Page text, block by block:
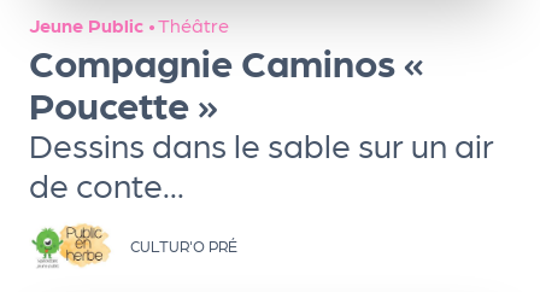
Jeune Public •Théâtre
Compagnie Caminos «
Poucette »
Dessins dans le sable sur un air
de conte...
CULTUR'O PRÉ
ns
PR
O
G!
PR
O
G!